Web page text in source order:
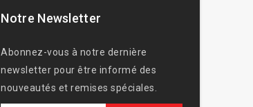
Notre Newsletter
Abonnez-vous à notre dernière
newsletter pour être informé des
nouveautés et remises spéciales.